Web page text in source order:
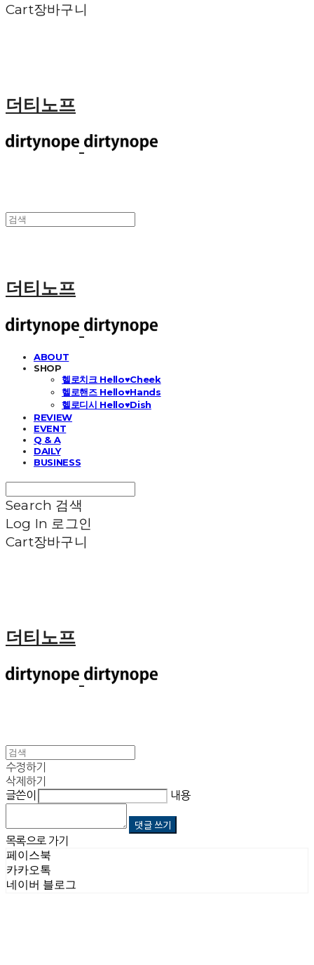
Cart장바구니
더티노프
더티노프
ABOUT
SHOP
헬로치크 Hello♥Cheek
헬로핸즈 Hello♥Hands
헬로디시 Hello♥Dish
REVIEW
EVENT
Q & A
DAILY
BUSINESS
Search 검색
Log In 로그인
Cart장바구니
더티노프
수정하기
삭제하기
글쓴이
내용
댓글 쓰기
목록으로 가기
페이스북
카카오톡
네이버 블로그